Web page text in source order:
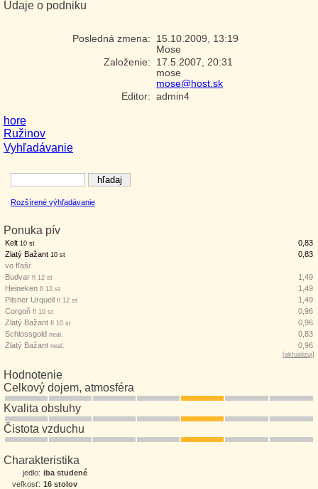
Vyhľadávanie
Rozšírené výhľadávanie
Ponuka pív
Kelt 10 st
0,83
Zlatý Bažant 10 st
0,83
vo fľaši:
Budvar fl 12 st
1,49
Heineken fl 12 st
1,49
Pilsner Urquell fl 12 st
1,49
Corgoň fl 10 st
0,96
Zlatý Bažant fl 10 st
0,96
Schlossgold neal.
0,83
Zlatý Bažant neal. 0,96
[aktualizuj]
Hodnotenie
Celkový dojem, atmosféra
Kvalita obsluhy
Čistota vzduchu
Charakteristika
jedlo: iba studené
veľkosť: 16 stolov
Údaje o podniku
Posledná zmena: 15.10.2009, 13:19
Mose
Založenie: 17.5.2007, 20:31
mose
mose@host.sk
Editor: admin4
hore
Ružinov